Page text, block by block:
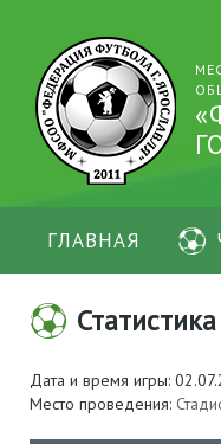
ГЛАВНАЯ
Дата и время игры:
Место проведения: